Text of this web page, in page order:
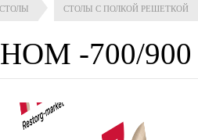
СТОЛЫ С ПОЛКОЙ РЕШЕТКОЙ
-700/900